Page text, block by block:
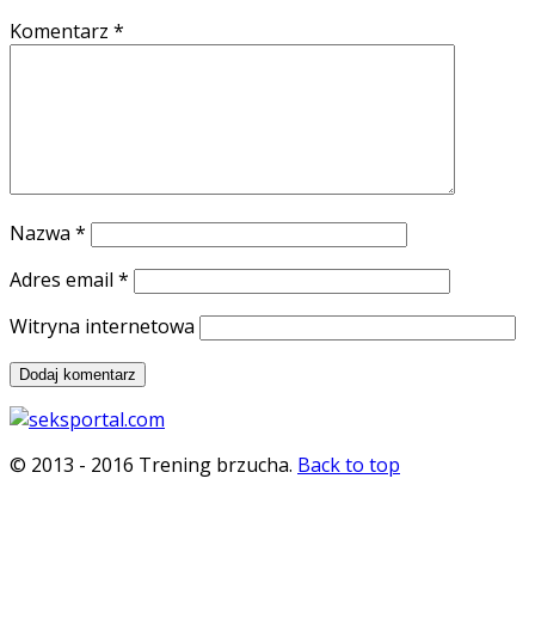
Komentarz *
Nazwa *
Adres email *
Witryna internetowa
© 2013 - 2016 Trening brzucha. Back to top